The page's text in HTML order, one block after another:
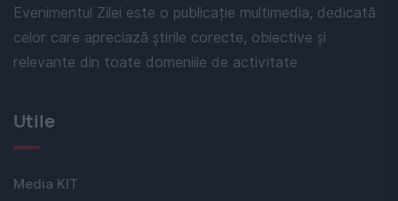
Evenimentul Zilei este o publicație multimedia, dedicată
celor care apreciază știrile corecte, obiective și
relevante din toate domeniile de activitate
Utile
Media KIT